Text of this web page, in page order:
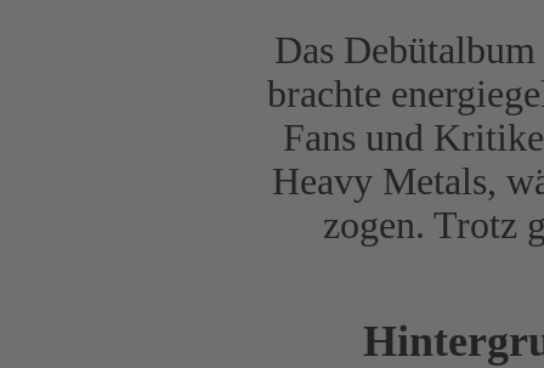
Das Debütalbum
brachte
Fans und
Heavy Metals,
zogen. Trotz